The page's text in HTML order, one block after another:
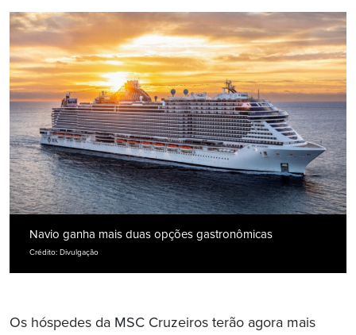
Navio ganha mais duas opções gastronômicas
Crédito: Divulgação
Os hóspedes da MSC Cruzeiros terão agora mais